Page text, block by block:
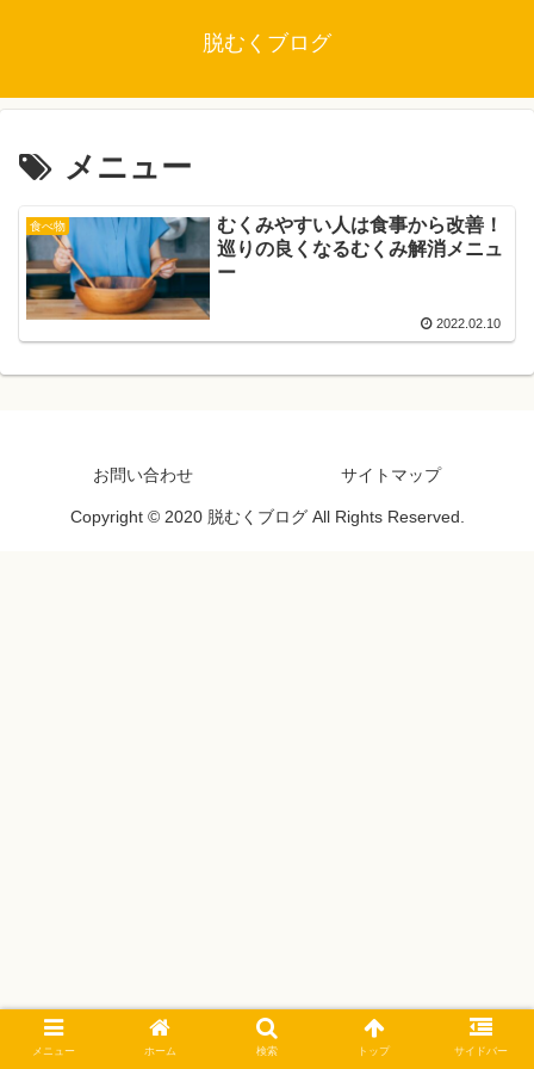
脱むくブログ
メニュー
食べ物
むくみやすい人は食事から改善！
巡りの良くなるむくみ解消メニュ
ー
2022.02.10
お問い合わせ サイトマップ
Copyright © 2020 脱むくブログ All Rights Reserved.
メニュー ホーム 検索 トップ サイドバー